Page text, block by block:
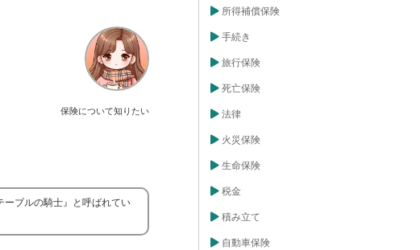
保険について知りたい
ーブルの騎士』と呼ばれてい
所得補償保険
手続き
旅行保険
死亡保険
法律
火災保険
生命保険
税金
積み立て
自動車保険